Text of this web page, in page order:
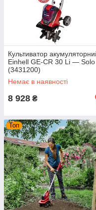
Культиватор
Einhell GE-CR 30 Li — Solo
(3431200)
Немає в наявності
8 928 ₴
Топ